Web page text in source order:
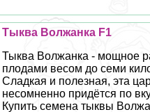
Тыква Волжанка F1
Тыква Волжанка - мощное
плодами весом до семи
Сладкая и полезная, эта
несомненно придётся по
Купить семена тыквы